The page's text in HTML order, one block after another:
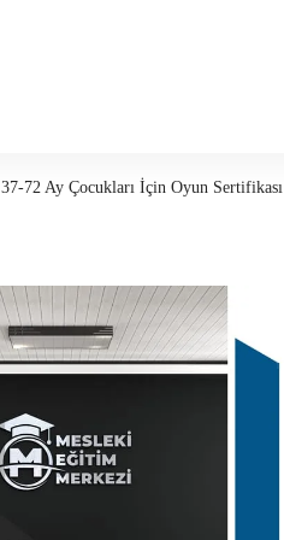
37-72 Ay Çocukları İçin Oyun Sertifikası